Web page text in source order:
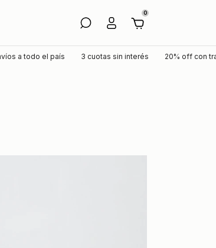
0
todo el país 3 cuotas sin interés 20% off con